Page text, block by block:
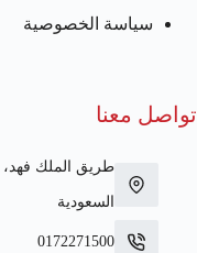
سياسة الخصوصية
تواصل معنا
طريق الملك فهد،
السعودية
0172271500